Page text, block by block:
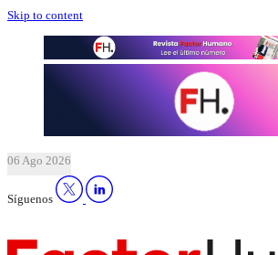
Skip to content
06 Ago 2026
Síguenos